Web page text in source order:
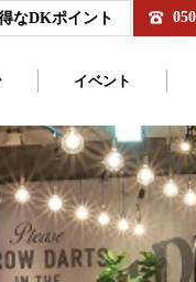
なDKポイント
イベント